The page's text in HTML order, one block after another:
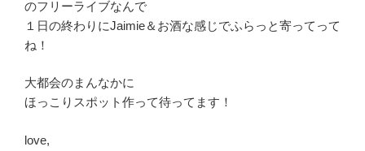
のフリーライブなんで
１日の終わりにJaimie＆お酒な感じでふらっと寄ってって
ね！
大都会のまんなかに
ほっこりスポット作って待ってます！
love,